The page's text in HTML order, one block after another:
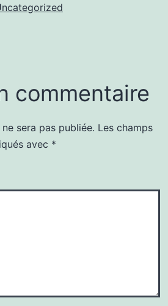
commentaire
sera pas publiée. Les champs
avec *